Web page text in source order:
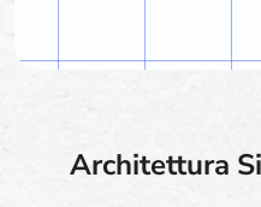
Architettura